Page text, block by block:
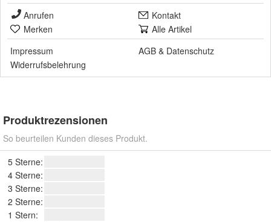
Anrufen
Kontakt
Merken
Alle Artikel
Impressum
AGB & Datenschutz
Widerrufsbelehrung
Produktrezensionen
So beurteilen Kunden dieses Produkt.
5 Sterne:
4 Sterne:
3 Sterne:
2 Sterne:
1 Stern: